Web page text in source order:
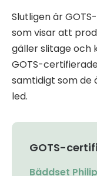
Slutligen är
som visar att
gäller slitage och
GOTS-
samtidigt som de
led.
GOTS-
Bäddset Philip